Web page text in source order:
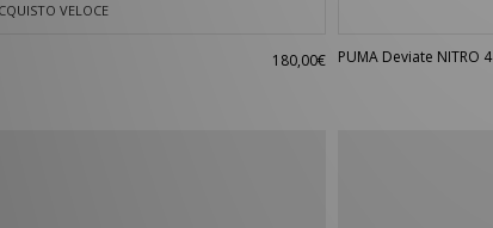
VELOCE
180,00€ PUMA Deviate NITRO 4